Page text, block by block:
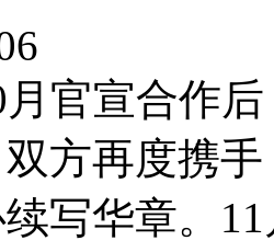
官宣合作
方再度携
写华章。